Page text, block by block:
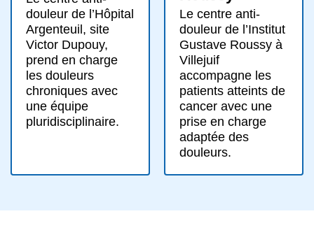
douleur de l’Hôpital
Argenteuil, site
Victor Dupouy,
prend en charge
les douleurs
chroniques avec
une équipe
pluridisciplinaire.
Le centre anti-
douleur de l’Institut
Gustave Roussy à
Villejuif
accompagne les
patients atteints de
cancer avec une
prise en charge
adaptée des
douleurs.